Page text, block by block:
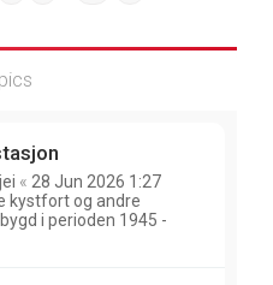
« 28 Jun 2026 1:27
kystfort og andre
i perioden 1945 -